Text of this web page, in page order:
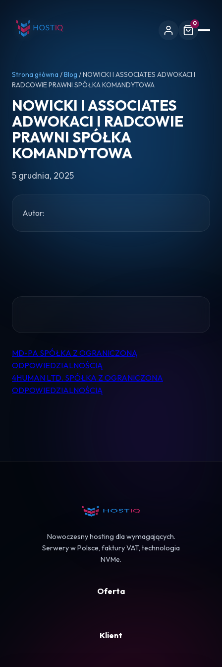
0
Pomoc
Kontakt
Strona główna /Blog / NOWICKI I ASSOCIATES ADWOKACI I
RADCOWIE PRAWNI SPÓŁKA KOMANDYTOWA
NOWICKI I ASSOCIATES
ADWOKACI I RADCOWIE
PRAWNI SPÓŁKA
KOMANDYTOWA
5 grudnia, 2025
Autor:
Nawigacja
wpisu
MD-PA SPÓŁKA Z OGRANICZONĄ
ODPOWIEDZIALNOŚCIĄ
4HUMAN LTD. SPÓŁKA Z OGRANICZONA
ODPOWIEDZIALNOŚCIĄ
Nowoczesny hosting dla wymagających.
Serwery w Polsce, faktury VAT, technologia
NVMe.
Oferta
Klient